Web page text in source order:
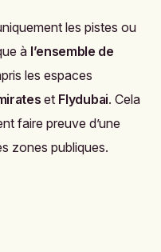
les pistes ou
à l’ensemble de
les espaces
et Flydubai. Cela
faire preuve d’une
zones publiques.